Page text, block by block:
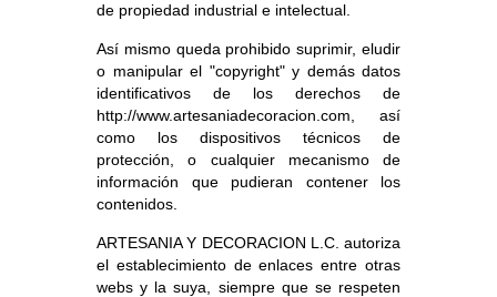
de propiedad industrial e intelectual.
Así mismo queda prohibido suprimir, eludir
o manipular el "copyright" y demás datos
identificativos de los derechos de
http://www.artesaniadecoracion.com, así
como los dispositivos técnicos de
protección, o cualquier mecanismo de
información que pudieran contener los
contenidos.
ARTESANIA Y DECORACION L.C. autoriza
el establecimiento de enlaces entre otras
webs y la suya, siempre que se respeten